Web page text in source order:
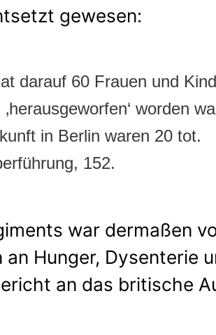
gewesen:
darauf 60 Frauen und
worden
in Berlin waren 20 tot.
152.
war dermaßen
Hunger, Dysenterie
an das britische